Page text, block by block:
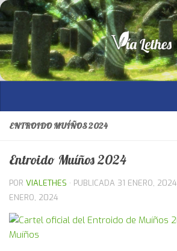
Saltar al contenido
ENTROIDO MUÍÑOS 2024
Entroido Muíños 2024
POR VIALETHES · PUBLICADA 31 ENERO, 2024
ENERO, 2024